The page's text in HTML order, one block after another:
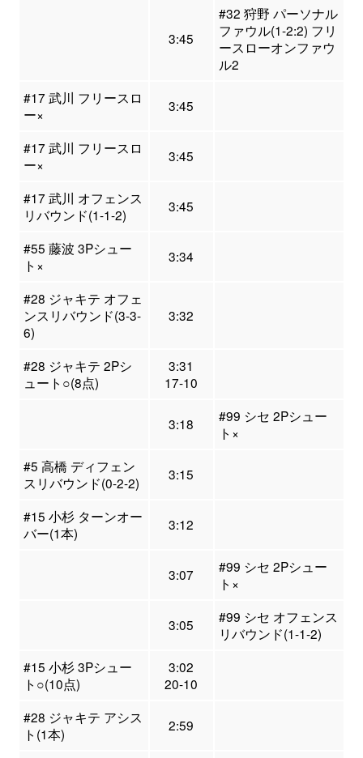
3:45
#32 狩野 パーソナル
ファウル(1-2:2) フリ
ースローオンファウ
ル2
#17 武川 フリースロ
ー×
3:45
#17 武川 フリースロ
ー×
3:45
#17 武川 オフェンス
リバウンド(1-1-2)
3:45
#55 藤波 3Pシュー
ト×
3:34
#28 ジャキテ オフェ
ンスリバウンド(3-3-
6)
3:32
#28 ジャキテ 2Pシ
ュート○(8点)
3:31
17-10
3:18
#99 シセ 2Pシュー
ト×
#5 高橋 ディフェン
スリバウンド(0-2-2)
3:15
#15 小杉 ターンオー
バー(1本)
3:12
3:07
#99 シセ 2Pシュー
ト×
3:05
#99 シセ オフェンス
リバウンド(1-1-2)
#15 小杉 3Pシュー
ト○(10点)
3:02
20-10
#28 ジャキテ アシス
ト(1本)
2:59